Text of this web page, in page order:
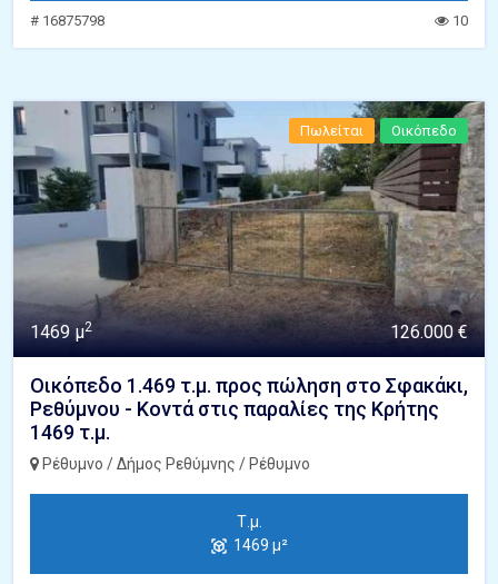
# 16875798 10
Πωλείται Οικόπεδο
1469 μ2 126.000 €
Οικόπεδο 1.469 τ.μ. προς πώληση στο Σφακάκι,
Ρεθύμνου - Κοντά στις παραλίες της Κρήτης
1469 τ.μ.
Ρέθυμνο / Δήμος Ρεθύμνης / Ρέθυμνο
Τ.μ.
1469 μ²